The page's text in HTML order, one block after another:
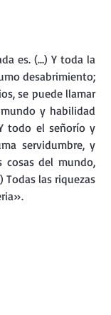
de la Iglesia Católica
es. (...) Y toda la
desabrimiento;
se puede llamar
y habilidad
todo el señorío y
servidumbre, y
del mundo,
Todas las riquezas